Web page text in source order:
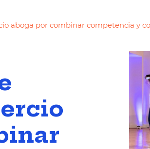
aboga por combinar competencia y